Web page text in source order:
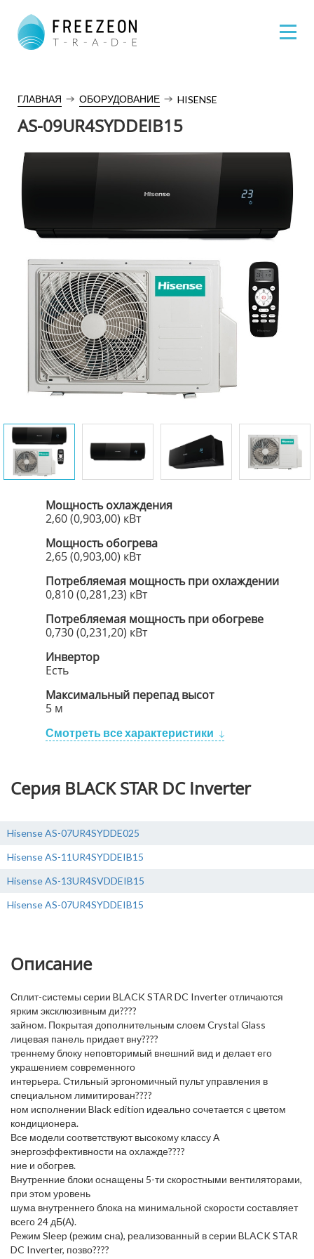
ГЛАВНАЯ ОБОРУДОВАНИЕ HISENSE
AS-09UR4SYDDEIB15
Мощность охлаждения
2,60 (0,903,00) кВт
Мощность обогрева
2,65 (0,903,00) кВт
Потребляемая мощность при охлаждении
0,810 (0,281,23) кВт
Потребляемая мощность при обогреве
0,730 (0,231,20) кВт
Инвертор
Есть
Максимальный перепад высот
5 м
Смотреть все характеристики
Серия BLACK STAR DC Inverter
Hisense AS-07UR4SYDDE025
Hisense AS-11UR4SYDDEIB15
Hisense AS-13UR4SVDDEIB15
Hisense AS-07UR4SYDDEIB15
Описание
Сплит-системы серии BLACK STAR DC Inverter отличаются
ярким эксклюзивным ди????
зайном. Покрытая дополнительным слоем Crystal Glass
лицевая панель придает вну????
треннему блоку неповторимый внешний вид и делает его
украшением современного
интерьера. Стильный эргономичный пульт управления в
специальном лимитирован????
ном исполнении Black edition идеально сочетается с цветом
кондиционера.
Все модели соответствуют высокому классу А
энергоэффективности на охлажде????
ние и обогрев.
Внутренние блоки оснащены 5-ти скоростными вентиляторами,
при этом уровень
шума внутреннего блока на минимальной скорости составляет
всего 24 дБ(А).
Режим Sleep (режим сна), реализованный в серии BLACK STAR
DC Inverter, позво????